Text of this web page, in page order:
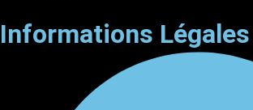
Informations Légales